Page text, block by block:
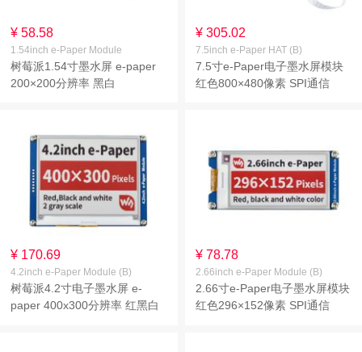
¥ 58.58
1.54inch e-Paper Module
树莓派1.54寸墨水屏 e-paper
200×200分辨率 黑白
¥ 305.02
7.5inch e-Paper HAT (B)
7.5寸e-Paper电子墨水屏模块
红色800×480像素 SPI通信
¥ 170.69
4.2inch e-Paper Module (B)
树莓派4.2寸电子墨水屏 e-
paper 400x300分辨率 红黑白
¥ 78.78
2.66inch e-Paper Module (B)
2.66寸e-Paper电子墨水屏模块
红色296×152像素 SPI通信